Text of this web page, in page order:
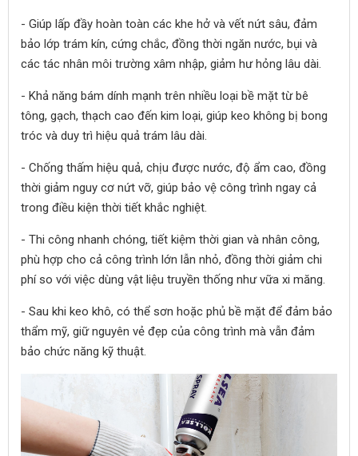
- Giúp lấp đầy hoàn toàn các khe hở và vết nứt sâu, đảm
bảo lớp trám kín, cứng chắc, đồng thời ngăn nước, bụi và
các tác nhân môi trường xâm nhập, giảm hư hỏng lâu dài.
- Khả năng bám dính mạnh trên nhiều loại bề mặt từ bê
tông, gạch, thạch cao đến kim loại, giúp keo không bị bong
tróc và duy trì hiệu quả trám lâu dài.
- Chống thấm hiệu quả, chịu được nước, độ ẩm cao, đồng
thời giảm nguy cơ nứt vỡ, giúp bảo vệ công trình ngay cả
trong điều kiện thời tiết khắc nghiệt.
- Thi công nhanh chóng, tiết kiệm thời gian và nhân công,
phù hợp cho cả công trình lớn lẫn nhỏ, đồng thời giảm chi
phí so với việc dùng vật liệu truyền thống như vữa xi măng.
- Sau khi keo khô, có thể sơn hoặc phủ bề mặt để đảm bảo
thẩm mỹ, giữ nguyên vẻ đẹp của công trình mà vẫn đảm
bảo chức năng kỹ thuật.